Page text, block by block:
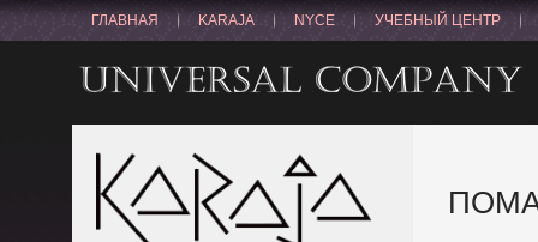
ГЛАВНАЯ KARAJA NYCE УЧЕБНЫЙ ЦЕНТР